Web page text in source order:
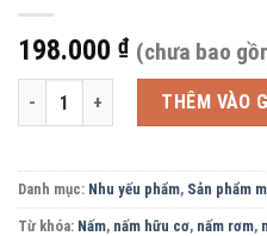
198.000 ₫ (chưa bao
Nấm rơm sất lạnh cao cấp ANVIE -
THÊM VÀO
Danh mục: Nhu yếu phẩm, Sản phẩm
Từ khóa: Nấm, nấm hữu cơ, nấm rơm,